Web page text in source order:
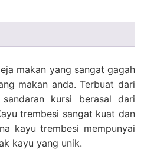
makan yang sangat gagah
makan anda. Terbuat dari
kursi berasal dari
trembesi sangat kuat dan
kayu trembesi mempunyai
kayu yang unik.